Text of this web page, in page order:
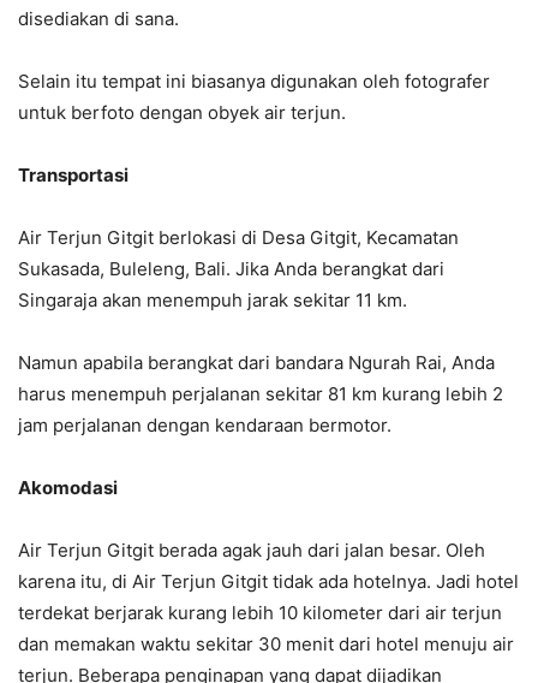
disediakan di sana.
Selain itu tempat ini biasanya digunakan oleh fotografer
untuk berfoto dengan obyek air terjun.
Transportasi
Air Terjun Gitgit berlokasi di Desa Gitgit, Kecamatan
Sukasada, Buleleng, Bali. Jika Anda berangkat dari
Singaraja akan menempuh jarak sekitar 11 km.
Namun apabila berangkat dari bandara Ngurah Rai, Anda
harus menempuh perjalanan sekitar 81 km kurang lebih 2
jam perjalanan dengan kendaraan bermotor.
Akomodasi
Air Terjun Gitgit berada agak jauh dari jalan besar. Oleh
karena itu, di Air Terjun Gitgit tidak ada hotelnya. Jadi hotel
terdekat berjarak kurang lebih 10 kilometer dari air terjun
dan memakan waktu sekitar 30 menit dari hotel menuju air
terjun. Beberapa penginapan yang dapat dijadikan